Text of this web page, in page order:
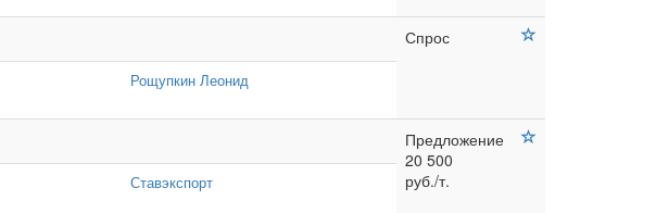
Спрос
Рощупкин Леонид
Предложение
20 500
руб./т.
Ставэкспорт